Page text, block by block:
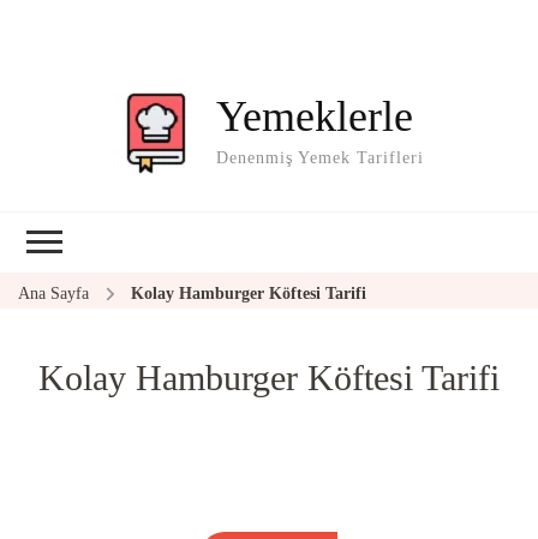
Yemeklerle
Denenmiş Yemek Tarifleri
Ana Sayfa Kolay Hamburger Köftesi Tarifi
Kolay Hamburger Köftesi Tarifi